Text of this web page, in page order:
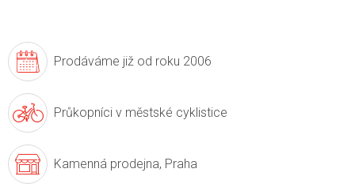
Prodáváme již od roku 2006
Průkopníci v městské cyklistice
Kamenná prodejna, Praha